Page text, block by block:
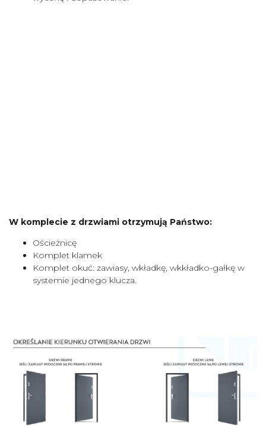
W komplecie z drzwiami otrzymują Państwo:
Ościeżnicę
Komplet klamek
Komplet okuć: zawiasy, wkładkę, wkkładko-gałkę w
systemie jednego klucza.